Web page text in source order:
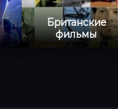
Британские
фильмы